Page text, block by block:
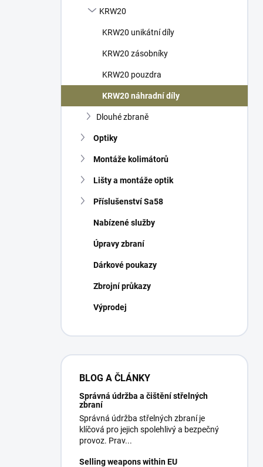
KRW20
KRW20 unikátní díly
KRW20 zásobníky
KRW20 pouzdra
KRW20 náhradní díly
Dlouhé zbraně
Optiky
Montáže kolimátorů
Lišty a montáže optik
Příslušenství Sa58
Nabízené služby
Úpravy zbraní
Dárkové poukazy
Zbrojní průkazy
Výprodej
BLOG A ČLÁNKY
Správná údržba a čištění střelných
zbraní
Správná údržba střelných zbraní je
klíčová pro jejich spolehlivý a bezpečný
provoz. Prav...
Selling weapons within EU